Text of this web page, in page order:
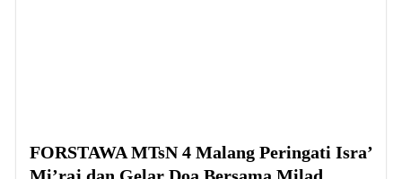
FORSTAWA MTsN 4 Malang Peringati Isra’